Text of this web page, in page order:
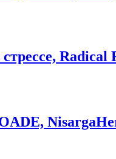
Radical